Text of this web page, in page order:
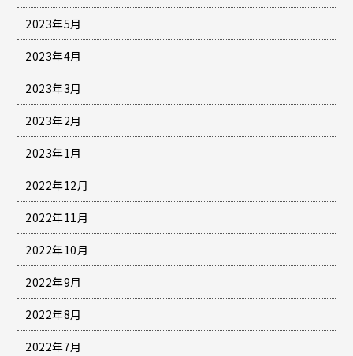
2023年5月
2023年4月
2023年3月
2023年2月
2023年1月
2022年12月
2022年11月
2022年10月
2022年9月
2022年8月
2022年7月